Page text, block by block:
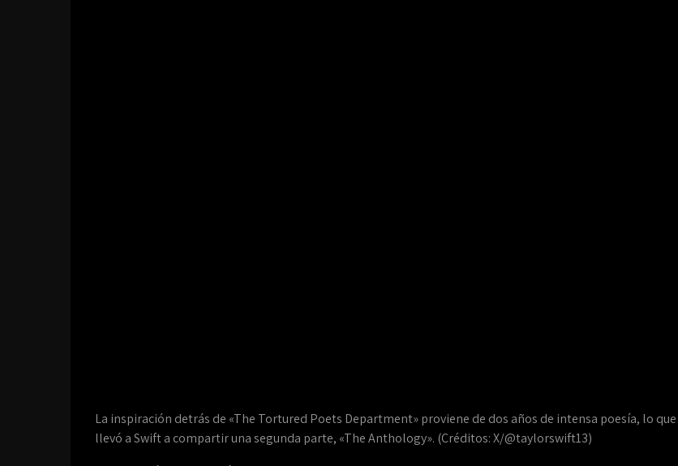
La inspiración detrás de «The Tortured Poets Department» proviene de dos años de intensa poesía, lo que
llevó a Swift a compartir una segunda parte, «The Anthology». (Créditos: X/@taylorswift13)